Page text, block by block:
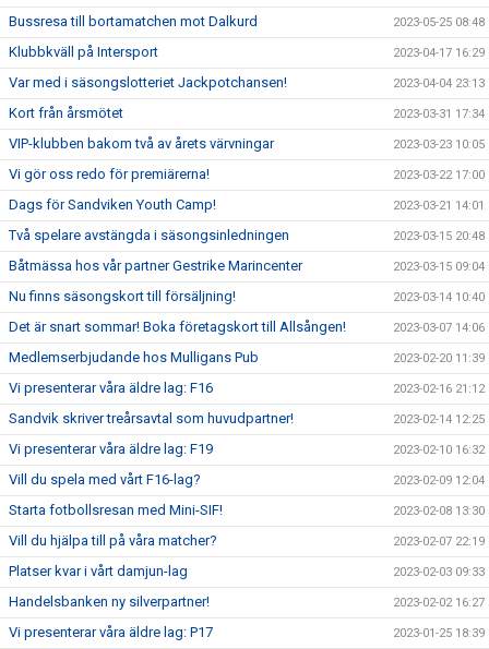
Bussresa till bortamatchen mot Dalkurd 2023-05-25 08:48
Klubbkväll på Intersport 2023-04-17 16:29
Var med i säsongslotteriet Jackpotchansen! 2023-04-04 23:13
Kort från årsmötet 2023-03-31 17:34
VIP-klubben bakom två av årets värvningar 2023-03-23 10:05
Vi gör oss redo för premiärerna! 2023-03-22 17:00
Dags för Sandviken Youth Camp! 2023-03-21 14:01
Två spelare avstängda i säsongsinledningen 2023-03-15 20:48
Båtmässa hos vår partner Gestrike Marincenter 2023-03-15 09:04
Nu finns säsongskort till försäljning! 2023-03-14 10:40
Det är snart sommar! Boka företagskort till Allsången! 2023-03-07 14:06
Medlemserbjudande hos Mulligans Pub 2023-02-20 11:39
Vi presenterar våra äldre lag: F16 2023-02-16 21:12
Sandvik skriver treårsavtal som huvudpartner! 2023-02-14 12:25
Vi presenterar våra äldre lag: F19 2023-02-10 16:32
Vill du spela med vårt F16-lag? 2023-02-09 12:04
Starta fotbollsresan med Mini-SIF! 2023-02-08 13:30
Vill du hjälpa till på våra matcher? 2023-02-07 22:19
Platser kvar i vårt damjun-lag 2023-02-03 09:33
Handelsbanken ny silverpartner! 2023-02-02 16:27
Vi presenterar våra äldre lag: P17 2023-01-25 18:39